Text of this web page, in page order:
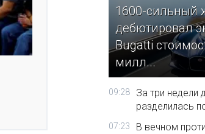
1600-сильный
дебютировал
Bugatti
милл...
09:28
За три недели
разделилась
07:23
В вечном